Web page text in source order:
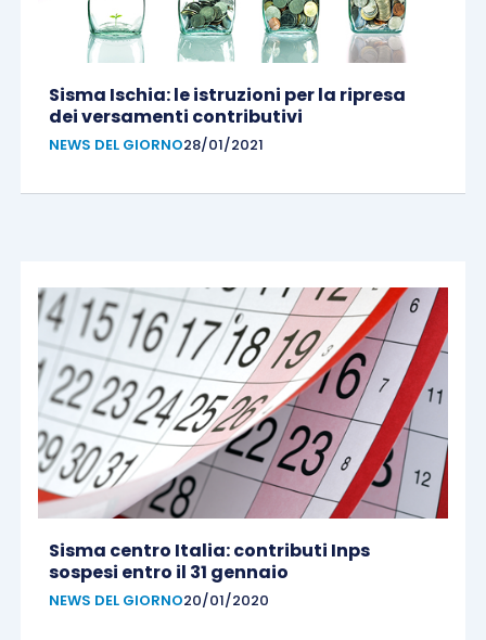
Sisma Ischia: le istruzioni per la ripresa
dei versamenti contributivi
NEWS DEL GIORNO28/01/2021
Sisma centro Italia: contributi Inps
sospesi entro il 31 gennaio
NEWS DEL GIORNO20/01/2020